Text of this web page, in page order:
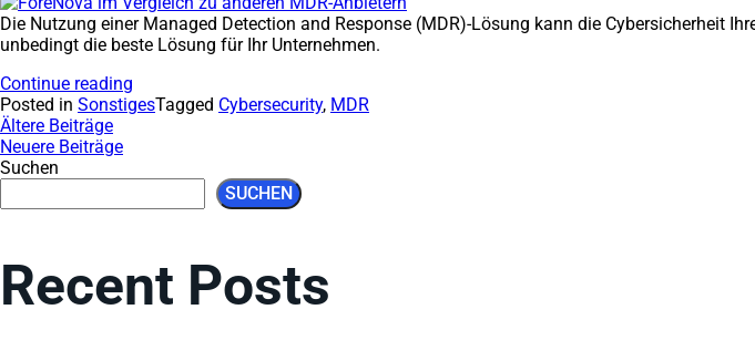
Die Nutzung einer Managed Detection and Response (MDR)-Lösung kann die Cybersicherheit
unbedingt die beste Lösung für Ihr Unternehmen.
Continue reading
Posted in SonstigesTagged Cybersecurity, MDR
Ältere Beiträge
Neuere Beiträge
Suchen
SUCHEN
Recent Posts